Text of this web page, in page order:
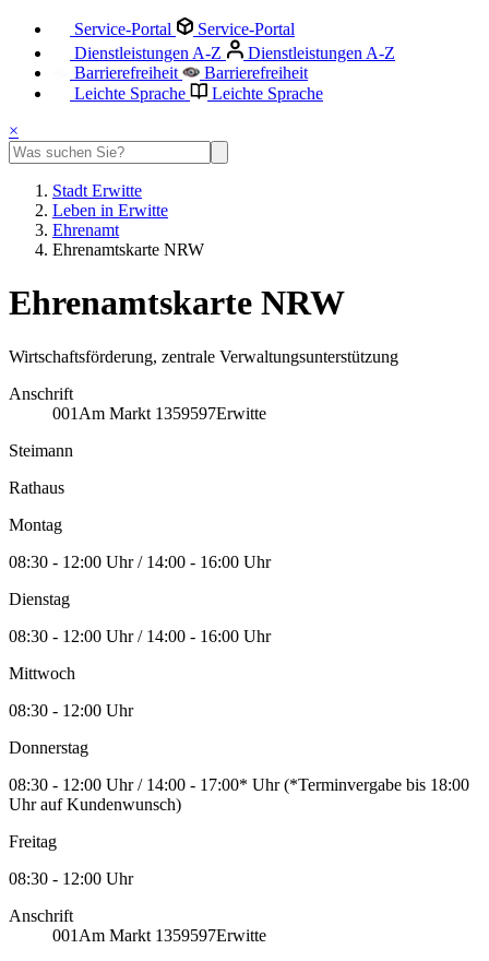
Service-Portal
Service-Portal
Dienstleistungen A-Z
Dienstleistungen A-Z
Barrierefreiheit
Barrierefreiheit
Leichte Sprache
Leichte Sprache
×
Stadt Erwitte
Leben in Erwitte
Ehrenamt
Ehrenamtskarte NRW
Ehrenamtskarte NRW
Wirtschaftsförderung, zentrale Verwaltungsunterstützung
Anschrift
001 Am Markt 1359597Erwitte
Steimann
Rathaus
Montag
08:30 - 12:00 Uhr / 14:00 - 16:00 Uhr
Dienstag
08:30 - 12:00 Uhr / 14:00 - 16:00 Uhr
Mittwoch
08:30 - 12:00 Uhr
Donnerstag
08:30 - 12:00 Uhr / 14:00 - 17:00* Uhr (*Terminvergabe bis 18:00
Uhr auf Kundenwunsch)
Freitag
08:30 - 12:00 Uhr
Anschrift
001 Am Markt 1359597Erwitte